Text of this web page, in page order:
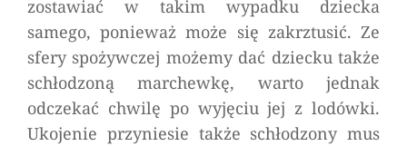
zostawiać w takim wypadku dziecka
samego, ponieważ może się zakrztusić. Ze
sfery spożywczej możemy dać dziecku także
schłodzoną marchewkę, warto jednak
odczekać chwilę po wyjęciu jej z lodówki.
Ukojenie przyniesie także schłodzony mus